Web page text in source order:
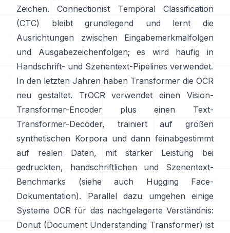
Zeichen.
Connectionist Temporal Classification
(CTC)
bleibt grundlegend und lernt die
Ausrichtungen zwischen Eingabemerkmalfolgen
und Ausgabezeichenfolgen; es wird häufig in
Handschrift- und Szenentext-Pipelines verwendet.
In den letzten Jahren haben Transformer die OCR
neu gestaltet.
TrOCR
verwendet einen Vision-
Transformer-Encoder plus einen Text-
Transformer-Decoder, trainiert auf großen
synthetischen Korpora und dann feinabgestimmt
auf realen Daten, mit starker Leistung bei
gedruckten, handschriftlichen und Szenentext-
Benchmarks (siehe auch
Hugging Face-
Dokumentation). Parallel dazu umgehen einige
Systeme OCR für das nachgelagerte Verständnis:
Donut (Document Understanding Transformer) ist